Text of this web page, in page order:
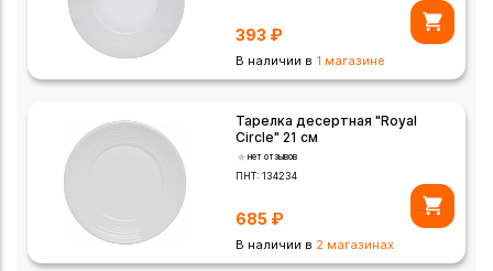
393 ₽
В наличии в 1 магазине
Тарелка десертная "Royal
Circle" 21 см
нет отзывов
ПНТ:134234
685 ₽
В наличии в 2 магазинах